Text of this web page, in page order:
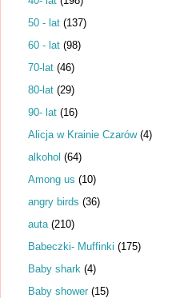
50 - lat (137)
60 - lat (98)
70-lat (46)
80-lat (29)
90- lat (16)
Alicja w Krainie Czarów (4)
alkohol (64)
Among us (10)
angry birds (36)
auta (210)
Babeczki- Muffinki (175)
Baby shark (4)
Baby shower (15)